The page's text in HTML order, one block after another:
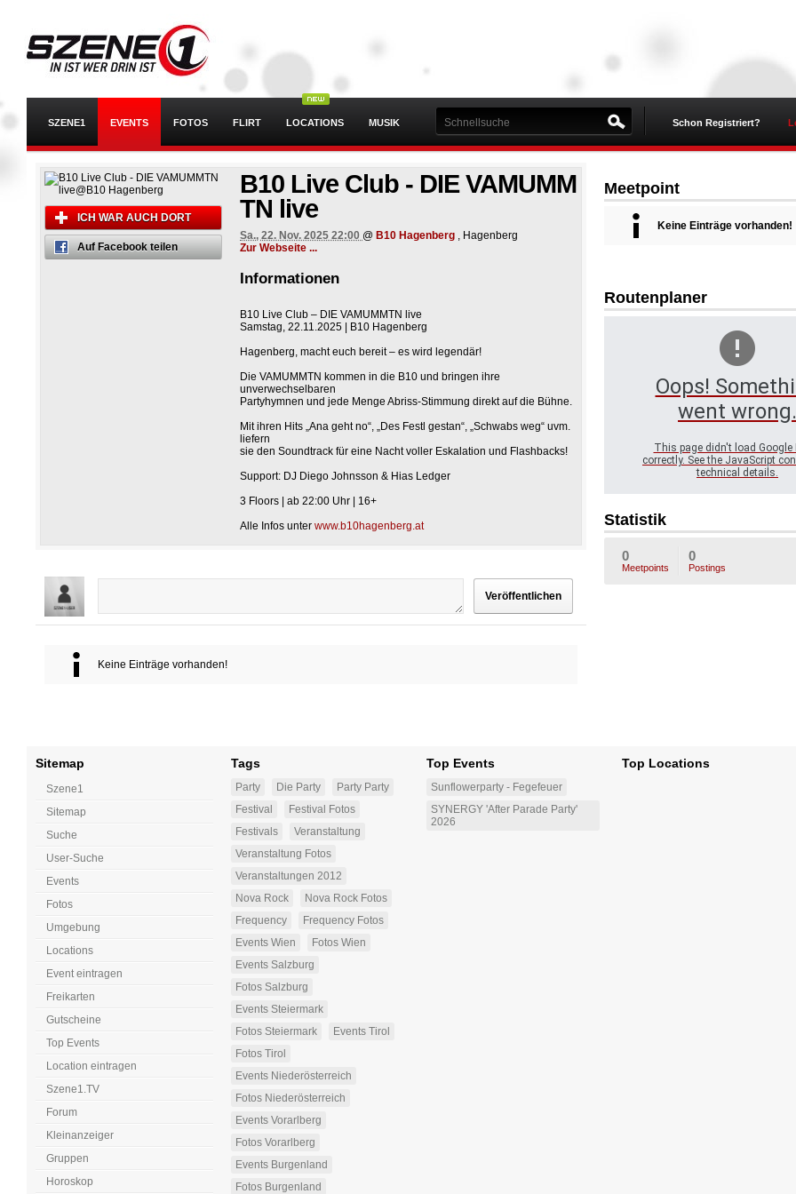
SZENE1 EVENTS FOTOS FLIRT LOCATIONS MUSIK Schon Registriert?
ICH WAR AUCH DORT
Auf Facebook teilen
B10 Live Club - DIE VAMUMM
TN live
Sa., 22. Nov. 2025 22:00 @ B10 Hagenberg , Hagenberg
Zur Webseite ...
Informationen
B10 Live Club – DIE VAMUMMTN live
Samstag, 22.11.2025 | B10 Hagenberg
Hagenberg, macht euch bereit – es wird legendär!
Die VAMUMMTN kommen in die B10 und bringen ihre
unverwechselbaren
Partyhymnen und jede Menge Abriss-Stimmung direkt auf die Bühne.
Mit ihren Hits „Ana geht no“, „Des Festl gestan“, „Schwabs weg“ uvm.
liefern
sie den Soundtrack für eine Nacht voller Eskalation und Flashbacks!
Support: DJ Diego Johnsson & Hias Ledger
3 Floors | ab 22:00 Uhr | 16+
Alle Infos unter www.b10hagenberg.at
Keine Einträge vorhanden!
Meetpoint
Keine Einträge vorhanden!
Routenplaner
Oops!
went wrong.
This page didn't load Google
correctly. See the JavaScript
technical details.
Statistik
0
Meetpoints
0
Postings
Sitemap
Szene1
Sitemap
Suche
User-Suche
Events
Fotos
Umgebung
Locations
Event eintragen
Freikarten
Gutscheine
Top Events
Location eintragen
Szene1.TV
Forum
Kleinanzeiger
Gruppen
Horoskop
Tags
Party Die Party
Party Party
Festival
Festival Fotos
Festivals
Veranstaltung
Veranstaltung Fotos
Veranstaltungen 2012
Nova Rock
Nova Rock Fotos
Frequency
Frequency Fotos
Events Wien
Fotos Wien
Events Salzburg
Fotos Salzburg
Events Steiermark
Fotos Steiermark
Events Tirol
Fotos Tirol
Events Niederösterreich
Fotos Niederösterreich
Events Vorarlberg
Fotos Vorarlberg
Events Burgenland
Fotos Burgenland
Top Events
Sunflowerparty - Fegefeuer
SYNERGY 'After Parade Party'
2026
Top Locations